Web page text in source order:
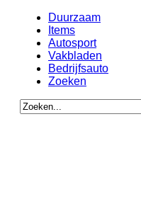
Duurzaam
Items
Autosport
Vakbladen
Bedrijfsauto
Zoeken